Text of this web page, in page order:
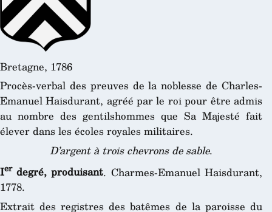
Bretagne, 1786
Procès-verbal des preuves de la noblesse de Charles-
Emanuel Haisdurant, agréé par le roi pour être admis
au nombre des gentilshommes que Sa Majesté fait
élever dans les écoles royales militaires.
D’argent à trois chevrons de sable.
Ierdegré, produisant. Charmes-Emanuel Haisdurant,
1778.
Extrait des registres des batêmes de la paroisse du